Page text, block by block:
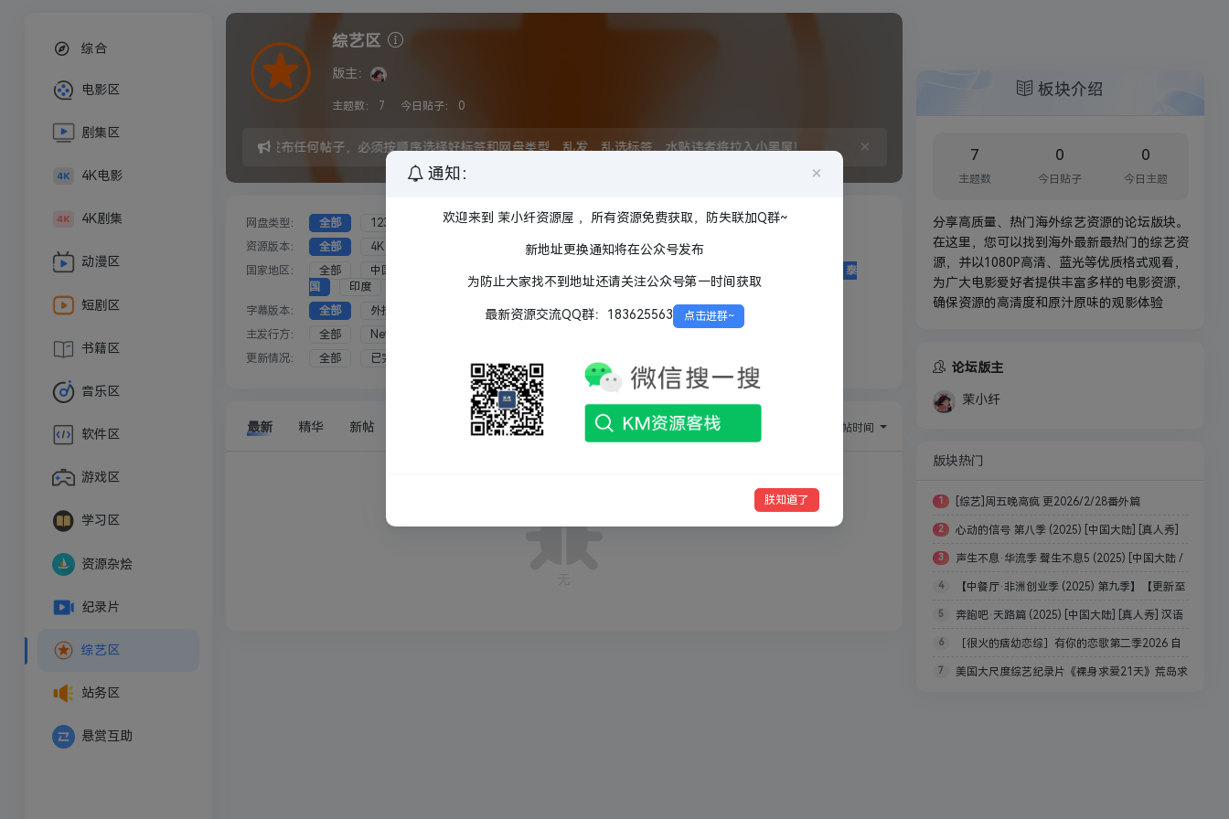
综合
电影区
剧集区
4K电影
4K剧集
动漫区
短剧区
书籍区
音乐区
软件区
游戏区
学习区
资源杂烩
纪录片
综艺区
站务区
悬赏互助
综艺区
版主：
主题数： 7 今日贴子： 0
发布任何帖子，必须按顺序选择好标签和网盘类型，乱发，乱选标签，水贴违者将拉入小黑屋！ ×
网盘类型： 全部 123云盘 夸克网盘 百度网盘 阿里云盘 迅雷网盘
UC网盘
资源版本：
全部 4K
蓝光原盘
国家地区：
全部 中国大陆
泰
国
印度
字幕版本：
全部 外挂 内封
内嵌
主发行方：
全部 Netflix
更新情况：
全部 已完结
最新 精华 新帖 回帖时间
板块介绍
7
主题数
0
今日贴子
0
今日主题
分享高质量、热门海外综艺资源的论坛版块。
在这里，您可以找到海外最新最热门的综艺资
源，并以1080P高清、蓝光等优质格式观看，
为广大电影爱好者提供丰富多样的电影资源，
确保资源的高清度和原汁原味的观影体验
论坛版主
茉小纤
版块热门
1 [综艺]周五晚高疯 更2026/2/28番外篇
2 心动的信号 第八季 (2025) [中国大陆] [真人秀]
汉语普通话 / 暂无 高分
3 声生不息·华流季 聲生不息5 (2025) [中国大陆 /
中国香港 / 中国台湾] [音乐 / 真人秀] 汉语普通话 / 粤
语 / 英语
4 【中餐厅·非洲创业季 (2025) 第九季】【更新至
0919期全】【真人秀】单集2G
5 奔跑吧·天路篇 (2025) [中国大陆] [真人秀] 汉语
普通话 / 4K
6 ［很火的痞幼恋综］有你的恋歌第二季2026 自
动更新最新一集附带第一季全集
7 美国大尺度综艺纪录片《裸身求爱21天》荒岛求
通知： ×
欢迎来到 茉小纤资源屋 ，所有资源免费获取，防失联加Q群~
新地址更换通知将在公众号发布
为防止大家找不到地址还请关注公众号第一时间获取
最新资源交流QQ群：183625563 点击进群~
朕知道了